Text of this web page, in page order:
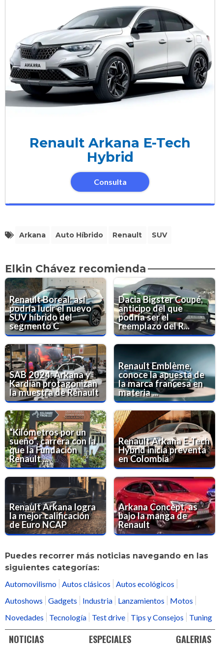
Renault Arkana E-Tech
Hybrid
Consulta
Arkana Auto Híbrido Renault SUV
Elkin Chávez recomienda
Renault Boreal: así
podría lucir el nuevo
SUV híbrido del
segmento C
Dacia Bigster Coupé,
anticipo del que
podría ser el
reemplazo del R...
SAB 2024: Arkana y
Kardian protagonizan
la muestra de Renault
Renault Emblème,
conoce la apuesta de
la marca francesa en
materia ...
“Kilómetros por un
sueño”, carrera con la
que la Fundación
Renault ...
Renault Arkana E-Tech
Hybrid inicia preventa
en Colombia
Renault Arkana logra
la mejor calificación
de Euro NCAP
Arkana Concept, as
bajo la manga de
Renault
Puedes recorrer más noticias navegando en las
siguientes categorías:
Automovilismo
Autos clásicos
Autos ecológicos
Autoshows
Gadgets Industria Lanzamientos
Motos
Novedades
Tecnología Test drive Tips y Consejos Tuning
NOTICIAS ESPECIALES GALERIAS